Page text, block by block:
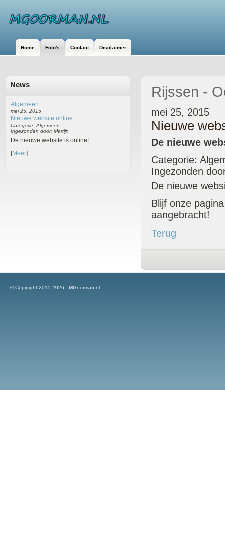
Home Foto's Contact Disclaimer
News
Algemeen
mei 25, 2015
Nieuwe website online
Categorie: Algemeen
Ingezonden door: Martijn
De nieuwe website is online!
[Meer]
Rijssen -
mei 25, 2015
Nieuwe
De nieuwe
Categorie:
Ingezonden
De nieuwe
Blijf onze
aangebracht!
Terug
© Copyright 2015-2026 - MGoorman.nl